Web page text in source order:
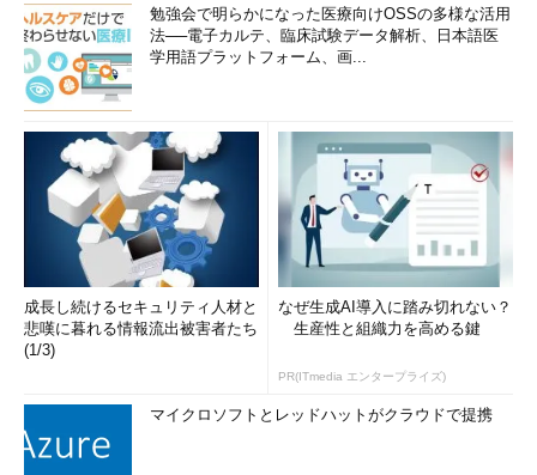
勉強会で明らかになった医療向けOSSの多様な活用
法──電子カルテ、臨床試験データ解析、日本語医
学用語プラットフォーム、画...
成長し続けるセキュリティ人材と
悲嘆に暮れる情報流出被害者たち
(1/3)
なぜ生成AI導入に踏み切れない？
生産性と組織力を高める鍵
PR(ITmedia エンタープライズ)
マイクロソフトとレッドハットがクラウドで提携